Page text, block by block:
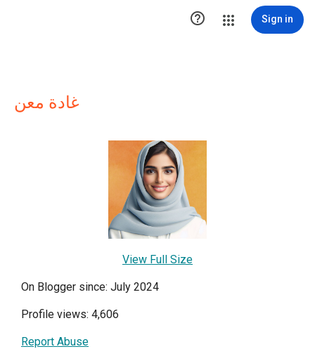
 Sign in
غادة معن
View Full Size
On Blogger since: July 2024
Profile views: 4,606
Report Abuse